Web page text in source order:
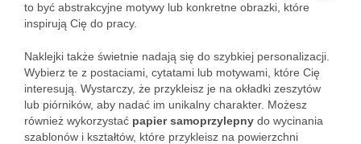
to być abstrakcyjne motywy lub konkretne obrazki, które
inspirują Cię do pracy.
Naklejki także świetnie nadają się do szybkiej personalizacji.
Wybierz te z postaciami, cytatami lub motywami, które Cię
interesują. Wystarczy, że przykleisz je na okładki zeszytów
lub piórników, aby nadać im unikalny charakter. Możesz
również wykorzystać papier samoprzylepny do wycinania
szablonów i kształtów, które przykleisz na powierzchni